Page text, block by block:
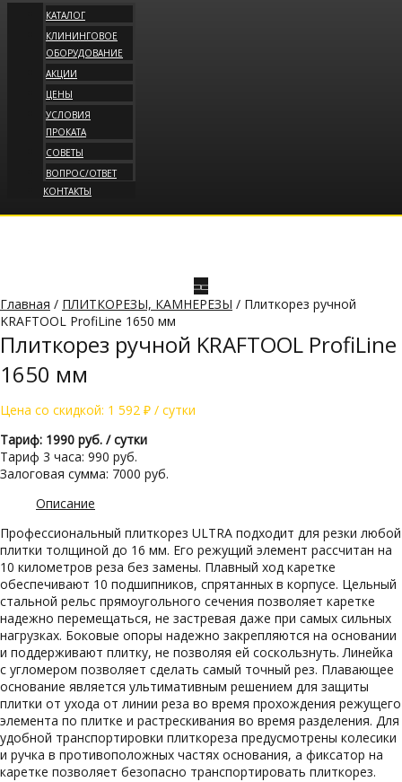
КАТАЛОГ
КЛИНИНГОВОЕ
ОБОРУДОВАНИЕ
АКЦИИ
ЦЕНЫ
УСЛОВИЯ
ПРОКАТА
СОВЕТЫ
ВОПРОС/ОТВЕТ
КОНТАКТЫ
Главная / ПЛИТКОРЕЗЫ, КАМНЕРЕЗЫ / Плиткорез ручной
KRAFTOOL ProfiLine 1650 мм
Плиткорез ручной KRAFTOOL ProfiLine
1650 мм
Цена со скидкой: 1 592 ₽ / сутки
Тариф: 1990 руб. / сутки
Тариф 3 часа: 990 руб.
Залоговая сумма: 7000 руб.
Описание
Профессиональный плиткорез ULTRA подходит для резки любой
плитки толщиной до 16 мм. Его режущий элемент рассчитан на
10 километров реза без замены. Плавный ход каретке
обеспечивают 10 подшипников, спрятанных в корпусе. Цельный
стальной рельс прямоугольного сечения позволяет каретке
надежно перемещаться, не застревая даже при самых сильных
нагрузках. Боковые опоры надежно закрепляются на основании
и поддерживают плитку, не позволяя ей соскользнуть. Линейка
с угломером позволяет сделать самый точный рез. Плавающее
основание является ультимативным решением для защиты
плитки от ухода от линии реза во время прохождения режущего
элемента по плитке и растрескивания во время разделения. Для
удобной транспортировки плиткореза предусмотрены колесики
и ручка в противоположных частях основания, а фиксатор на
каретке позволяет безопасно транспортировать плиткорез.